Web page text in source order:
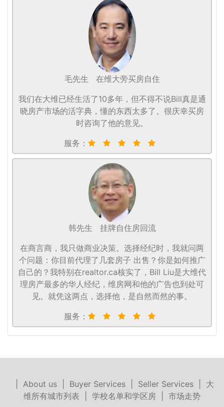
毛先生
在维大旁买房自住
我们在大维已经生活了10多年，但不得不说Bill真是通
晓房产市场的活字典，懂的东西太多了。很庆幸买房
时咨询了他的意见。
服务：
韩先生
挂牌自住房回流
在商言商，我只做商业决策。选择经纪时，我就问两
个问题：你目前代理了几套房子 出售？你是如何推广
自己的？我特别在realtor.ca核实了，Bill Liu是大维代
理房产最多的华人经纪，维房网和他的广告也到处可
见。就凭这两点，选择他，是自然而然的事。
服务：
About us| Buyer Services| Seller Services| 大
维所有城市列表
学校名单和学区房 市场走势